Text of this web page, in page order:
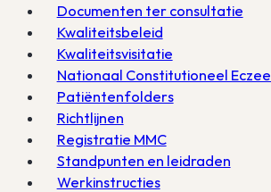
Documenten ter consultatie
Kwaliteitsbeleid
Kwaliteitsvisitatie
Nationaal Constitutioneel
Patiëntenfolders
Richtlijnen
Registratie MMC
Standpunten en leidraden
Werkinstructies